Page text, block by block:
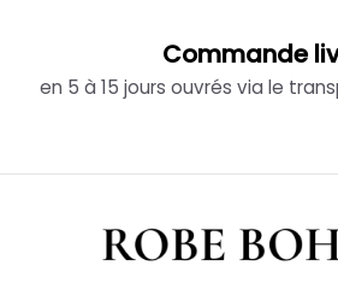
Commande
en 5 à 15 jours ouvrés via le